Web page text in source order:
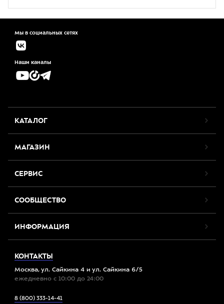
Мы в социальных сетях
Наши каналы
КАТАЛОГ
МАГАЗИН
СЕРВИС
СООБЩЕСТВО
ИНФОРМАЦИЯ
КОНТАКТЫ
Москва, ул. Сайкина 4 и ул. Сайкина 6/5
ежедневно с 10:00 до 24:00
8 (800) 333-14-41